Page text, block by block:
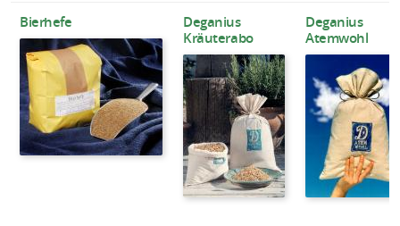
Bierhefe
Deganius
Kräuterabo
Deganius
Atemwohl